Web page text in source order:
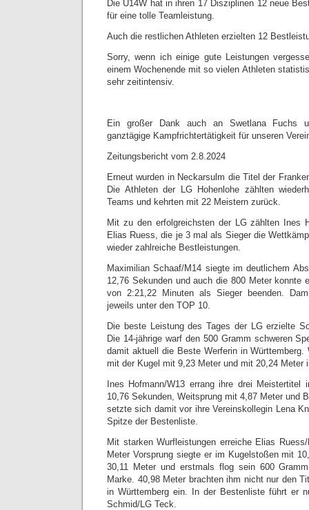
Die U14W hat in ihren 17 Disziplinen 12 neue
für eine tolle Teamleistung.
Auch die restlichen Athleten erzielten 12
Sorry, wenn ich einige gute Leistungen
einem Wochenende mit so vielen Athleten
sehr zeitintensiv.
Ein großer Dank auch an Swetlana Fuchs
ganztägige Kampfrichtertätigkeit für unseren
Zeitungsbericht vom 2.8.2024
Erneut wurden in Neckarsulm die Titel der
Die Athleten der LG Hohenlohe zählten
Teams und kehrten mit 22 Meistern zurück.
Mit zu den erfolgreichsten der LG zählten Ines
Elias Ruess, die je 3 mal als Sieger die
wieder zahlreiche Bestleistungen.
Maximilian Schaaf/M14 siegte im deutlichem
12,76 Sekunden und auch die 800 Meter konnte
von 2:21,22 Minuten als Sieger beenden.
jeweils unter den TOP 10.
Die beste Leistung des Tages der LG erzielte
Die 14-jährige warf den 500 Gramm schweren
damit aktuell die Beste Werferin in Württemberg.
mit der Kugel mit 9,23 Meter und mit 20,24 Meter
Ines Hofmann/W13 errang ihre drei
10,76 Sekunden, Weitsprung mit 4,87 Meter und
setzte sich damit vor ihre Vereinskollegin Lena
Spitze der Bestenliste.
Mit starken Wurfleistungen erreiche Elias
Meter Vorsprung siegte er im Kugelstoßen mit
30,11 Meter und erstmals flog sein 600
Marke. 40,98 Meter brachten ihm nicht nur den
in Württemberg ein. In der Bestenliste führt er
Schmid/LG Teck.